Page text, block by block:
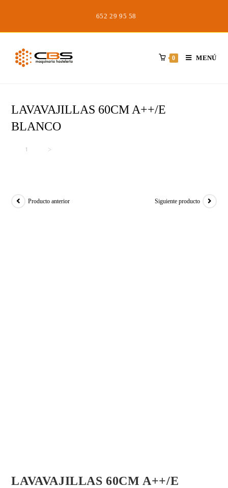
contenido
652 29 95 58
0 MENÚ
LAVAVAJILLAS 60CM A++/E
BLANCO
>
Producto anterior Siguiente producto
LAVAVAJILLAS 60CM A++/E